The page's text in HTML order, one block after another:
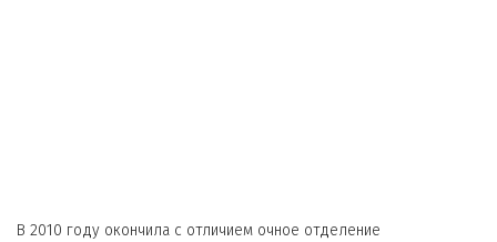
В 2010 году окончила с отличием очное отделение